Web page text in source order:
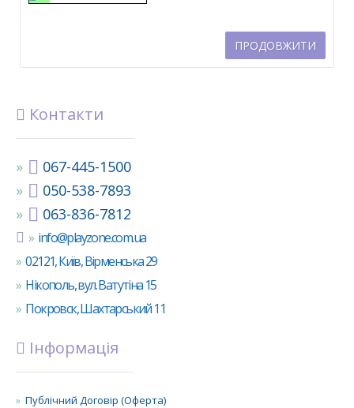
ПРОДОВЖИТИ
Контакти
067-445-1500
050-538-7893
063-836-7812
info@playzone.com.ua
02121, Київ, Вірменська 29
Нікополь, вул. Ватутіна 15
Покровск, Шахтарський 11
Інформація
Публічний Договір (Оферта)